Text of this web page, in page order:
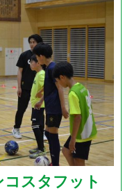
スタフット